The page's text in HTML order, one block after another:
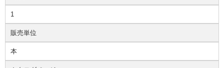
1
販売単位
本